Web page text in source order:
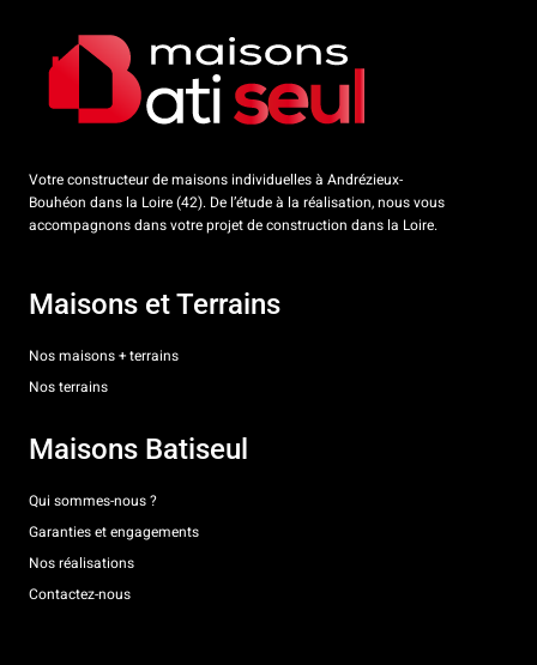
Votre constructeur de maisons individuelles à Andrézieux-
Bouhéon dans la Loire (42). De l’étude à la réalisation, nous vous
accompagnons dans votre projet de construction dans la Loire.
Maisons et Terrains
Nos maisons + terrains
Nos terrains
Maisons Batiseul
Qui sommes-nous ?
Garanties et engagements
Nos réalisations
Contactez-nous